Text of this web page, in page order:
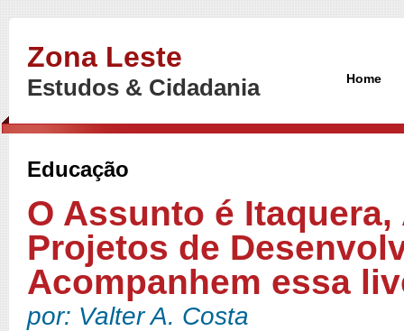
Zona Leste
Estudos & Cidadania Home
Educação
O Assunto é
Projetos de
Acompanhem essa
por: Valter A. Costa